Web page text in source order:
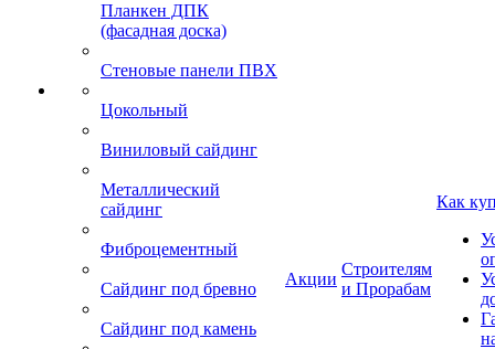
Планкен ДПК
(фасадная доска)
Стеновые панели ПВХ
Цокольный
Виниловый сайдинг
Металлический
сайдинг
Фиброцементный
Сайдинг под бревно
Сайдинг под камень
Акции
Строителям
и Прорабам
Как